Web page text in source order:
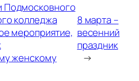
Подмосковного
колледжа
мероприятие,
женскому
8 марта –
весенний
праздник
→